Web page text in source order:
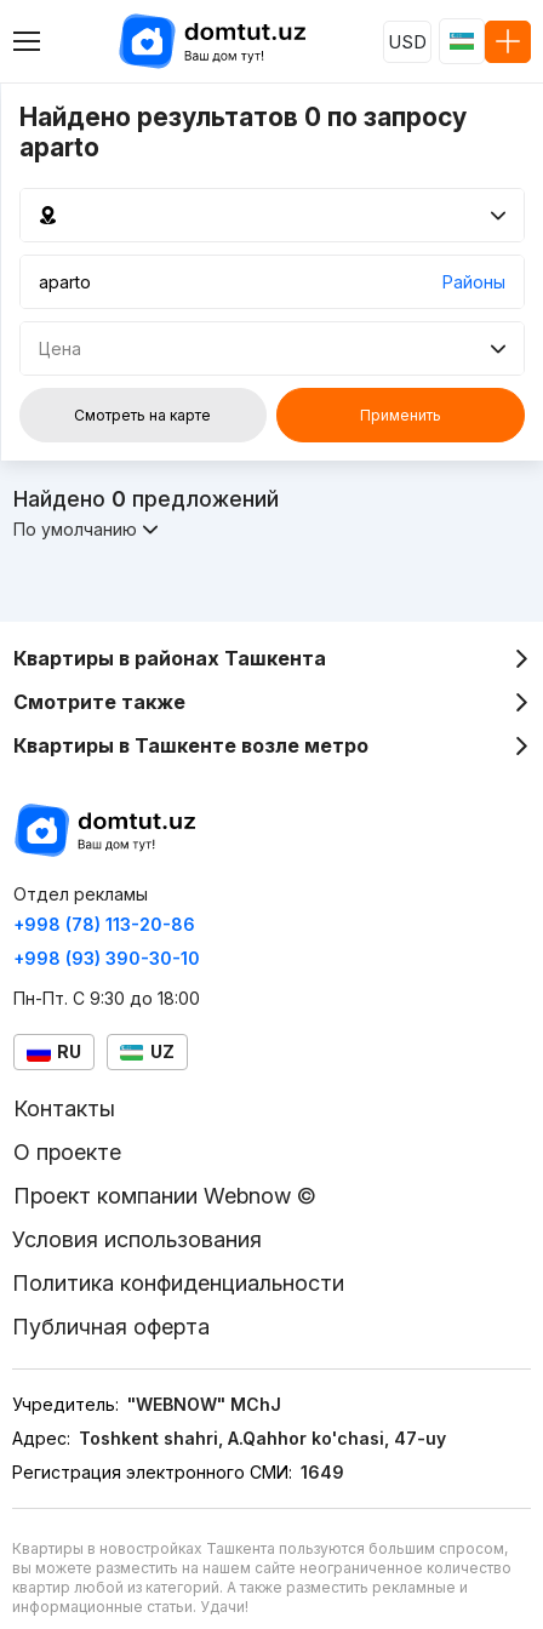
USD
Найдено результатов 0 по запросу
aparto
Районы
Цена
Смотреть на карте Применить
Найдено 0 предложений
По умолчанию
Квартиры в районах Ташкента
Смотрите также
Квартиры в Ташкенте возле метро
Отдел рекламы
+998 (78) 113-20-86
+998 (93) 390-30-10
Пн-Пт. С 9:30 до 18:00
RU UZ
Контакты
О проекте
Проект компании Webnow ©
Условия использования
Политика конфиденциальности
Публичная оферта
Учредитель: "WEBNOW" MChJ
Адрес: Toshkent shahri, A.Qahhor ko'chasi, 47-uy
Регистрация электронного СМИ: 1649
Квартиры в новостройках Ташкента пользуются большим спросом,
вы можете разместить на нашем сайте неограниченное количество
квартир любой из категорий. А также разместить рекламные и
информационные статьи. Удачи!